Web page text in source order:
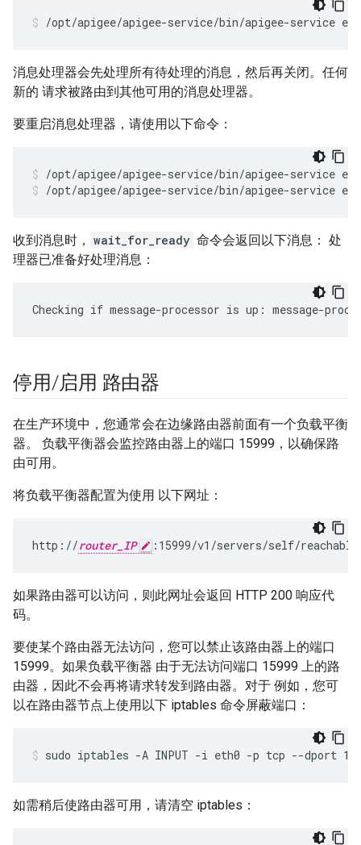
/opt/apigee/apigee-service/bin/apigee-service
消息处理器会先处理所有待处理的消息，然后再关闭。任何
新的 请求被路由到其他可用的消息处理器。
要重启消息处理器，请使用以下命令：
/opt/apigee/apigee-service/bin/apigee-service
收到消息时， wait_for_ready 命令会返回以下消息： 处
理器已准备好处理消息：
Checking if message-processor is up: message-
停用/启用 路由器
在生产环境中，您通常会在边缘路由器前面有一个负载平衡
器。 负载平衡器会监控路由器上的端口 15999，以确保路
由可用。
将负载平衡器配置为使用 以下网址：
http://router_IP :15999/v1/servers/self/reachable
如果路由器可以访问，则此网址会返回 HTTP 200 响应代
码。
要使某个路由器无法访问，您可以禁止该路由器上的端口
15999。如果负载平衡器 由于无法访问端口 15999 上的路
由器，因此不会再将请求转发到路由器。对于 例如，您可
以在路由器节点上使用以下 iptables 命令屏蔽端口：
sudo iptables -A INPUT -i eth0 -p tcp --dport
如需稍后使路由器可用，请清空 iptables：